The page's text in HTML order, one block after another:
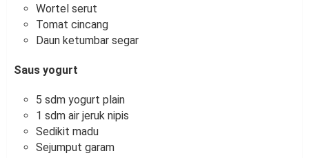
Wortel serut
Tomat cincang
Daun ketumbar segar
Saus yogurt
5 sdm yogurt plain
1 sdm air jeruk nipis
Sedikit madu
Sejumput garam